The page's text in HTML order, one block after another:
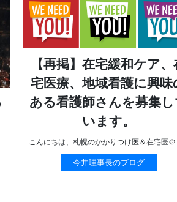
【再掲】在宅緩和ケア、
宅医療、地域看護に興味
ある看護師さんを募集し
います。
こんにちは、札幌のかかりつけ医＆在宅医＠
今井理事長のブログ